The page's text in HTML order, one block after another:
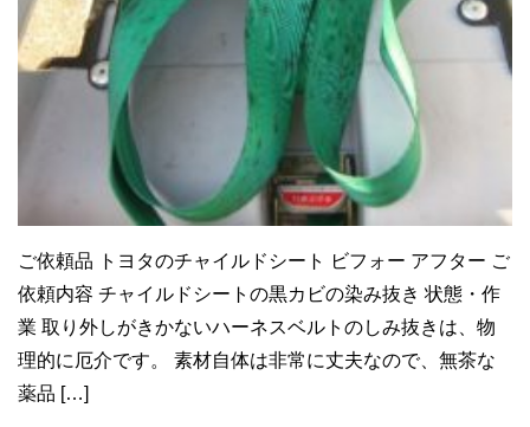
ご依頼品 トヨタのチャイルドシート ビフォー アフター ご
依頼内容 チャイルドシートの黒カビの染み抜き 状態・作
業 取り外しがきかないハーネスベルトのしみ抜きは、物
理的に厄介です。 素材自体は非常に丈夫なので、無茶な
薬品 […]